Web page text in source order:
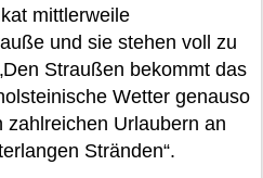
mittlerweile
und sie stehen voll zu
Straußen bekommt das
Wetter genauso
zahlreichen Urlaubern an
Stränden“.